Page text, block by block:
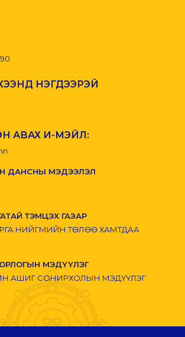
НЭГДЭЭРЭЙ
АВАХ И-МЭЙЛ:
ДАНСНЫ МЭДЭЭЛЭЛ
ТЭМЦЭХ ГАЗАР
НИЙГМИЙН ТӨЛӨӨ ХАМТДАА
ОРЛОГЫН МЭДҮҮЛЭГ
АШИГ СОНИРХОЛЫН МЭДҮҮЛЭГ